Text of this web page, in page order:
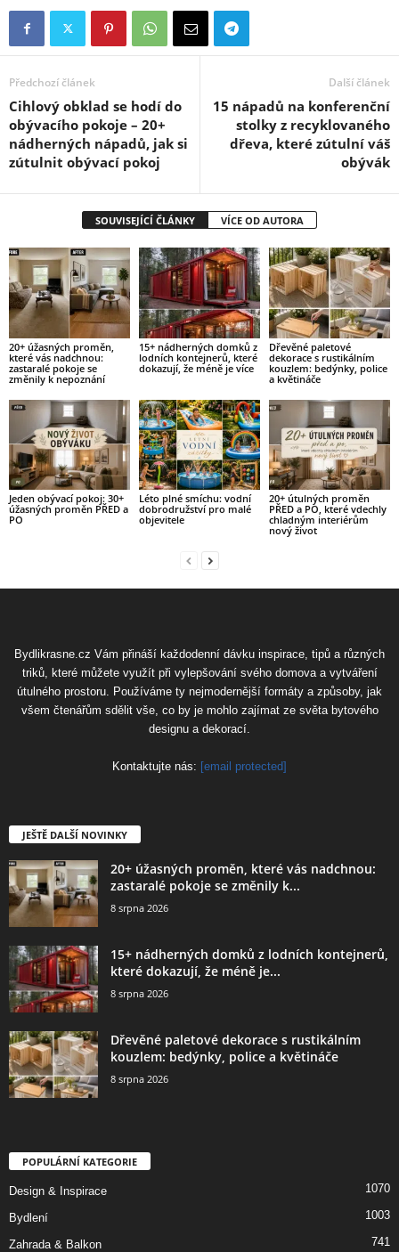
Předchozí článek
Cihlový obklad se hodí do
obývacího pokoje – 20+
nádherných nápadů, jak si
zútulnit obývací pokoj
Další článek
15 nápadů na konferenční
stolky z recyklovaného
dřeva, které zútulní váš
obývák
SOUVISEJÍCÍ ČLÁNKY VÍCE OD AUTORA
20+ úžasných proměn,
které vás nadchnou:
zastaralé pokoje se
změnily k nepoznání
15+ nádherných domků z
lodních kontejnerů, které
dokazují, že méně je více
Dřevěné paletové
dekorace s rustikálním
kouzlem: bedýnky, police
a květináče
Jeden obývací pokoj: 30+
úžasných proměn PŘED a
PO
Léto plné smíchu: vodní
dobrodružství pro malé
objevitele
20+ útulných proměn
PŘED a PO, které vdechly
chladným interiérům
nový život
Bydlikrasne.cz Vám přináší každodenní dávku inspirace, tipů a různých
triků, které můžete využít při vylepšování svého domova a vytváření
útulného prostoru. Používáme ty nejmodernější formáty a způsoby, jak
všem čtenářům sdělit vše, co by je mohlo zajímat ze světa bytového
designu a dekorací.
Kontaktujte nás: [email protected]
JEŠTĚ DALŠÍ NOVINKY
20+ úžasných proměn, které vás nadchnou:
zastaralé pokoje se změnily k...
8 srpna 2026
15+ nádherných domků z lodních kontejnerů,
které dokazují, že méně je...
8 srpna 2026
Dřevěné paletové dekorace s rustikálním
kouzlem: bedýnky, police a květináče
8 srpna 2026
POPULÁRNÍ KATEGORIE
Design & Inspirace 1070
Bydlení 1003
Zahrada & Balkon 741